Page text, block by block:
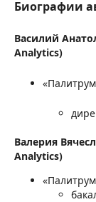
Биографии
Василий
Analytics)
Валерия
Analytics)